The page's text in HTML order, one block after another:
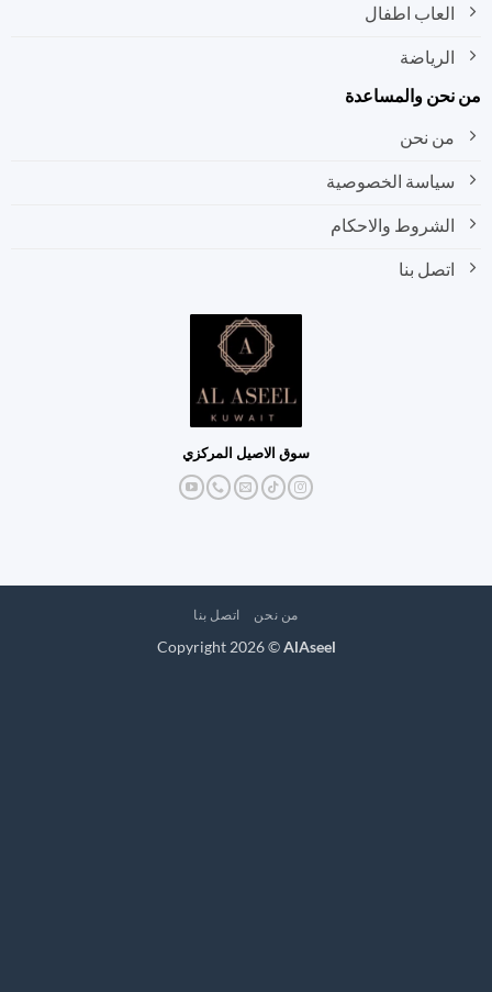
العاب اطفال
الرياضة
والمساعدة
من نحن
سياسة الخصوصية
الشروط والاحكام
اتصل بنا
سوق الاصيل المركزي
من نحن اتصل بنا
Copyright 2026 ©AlAseel